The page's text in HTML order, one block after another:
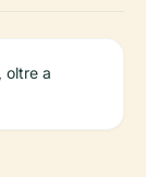
oltre a